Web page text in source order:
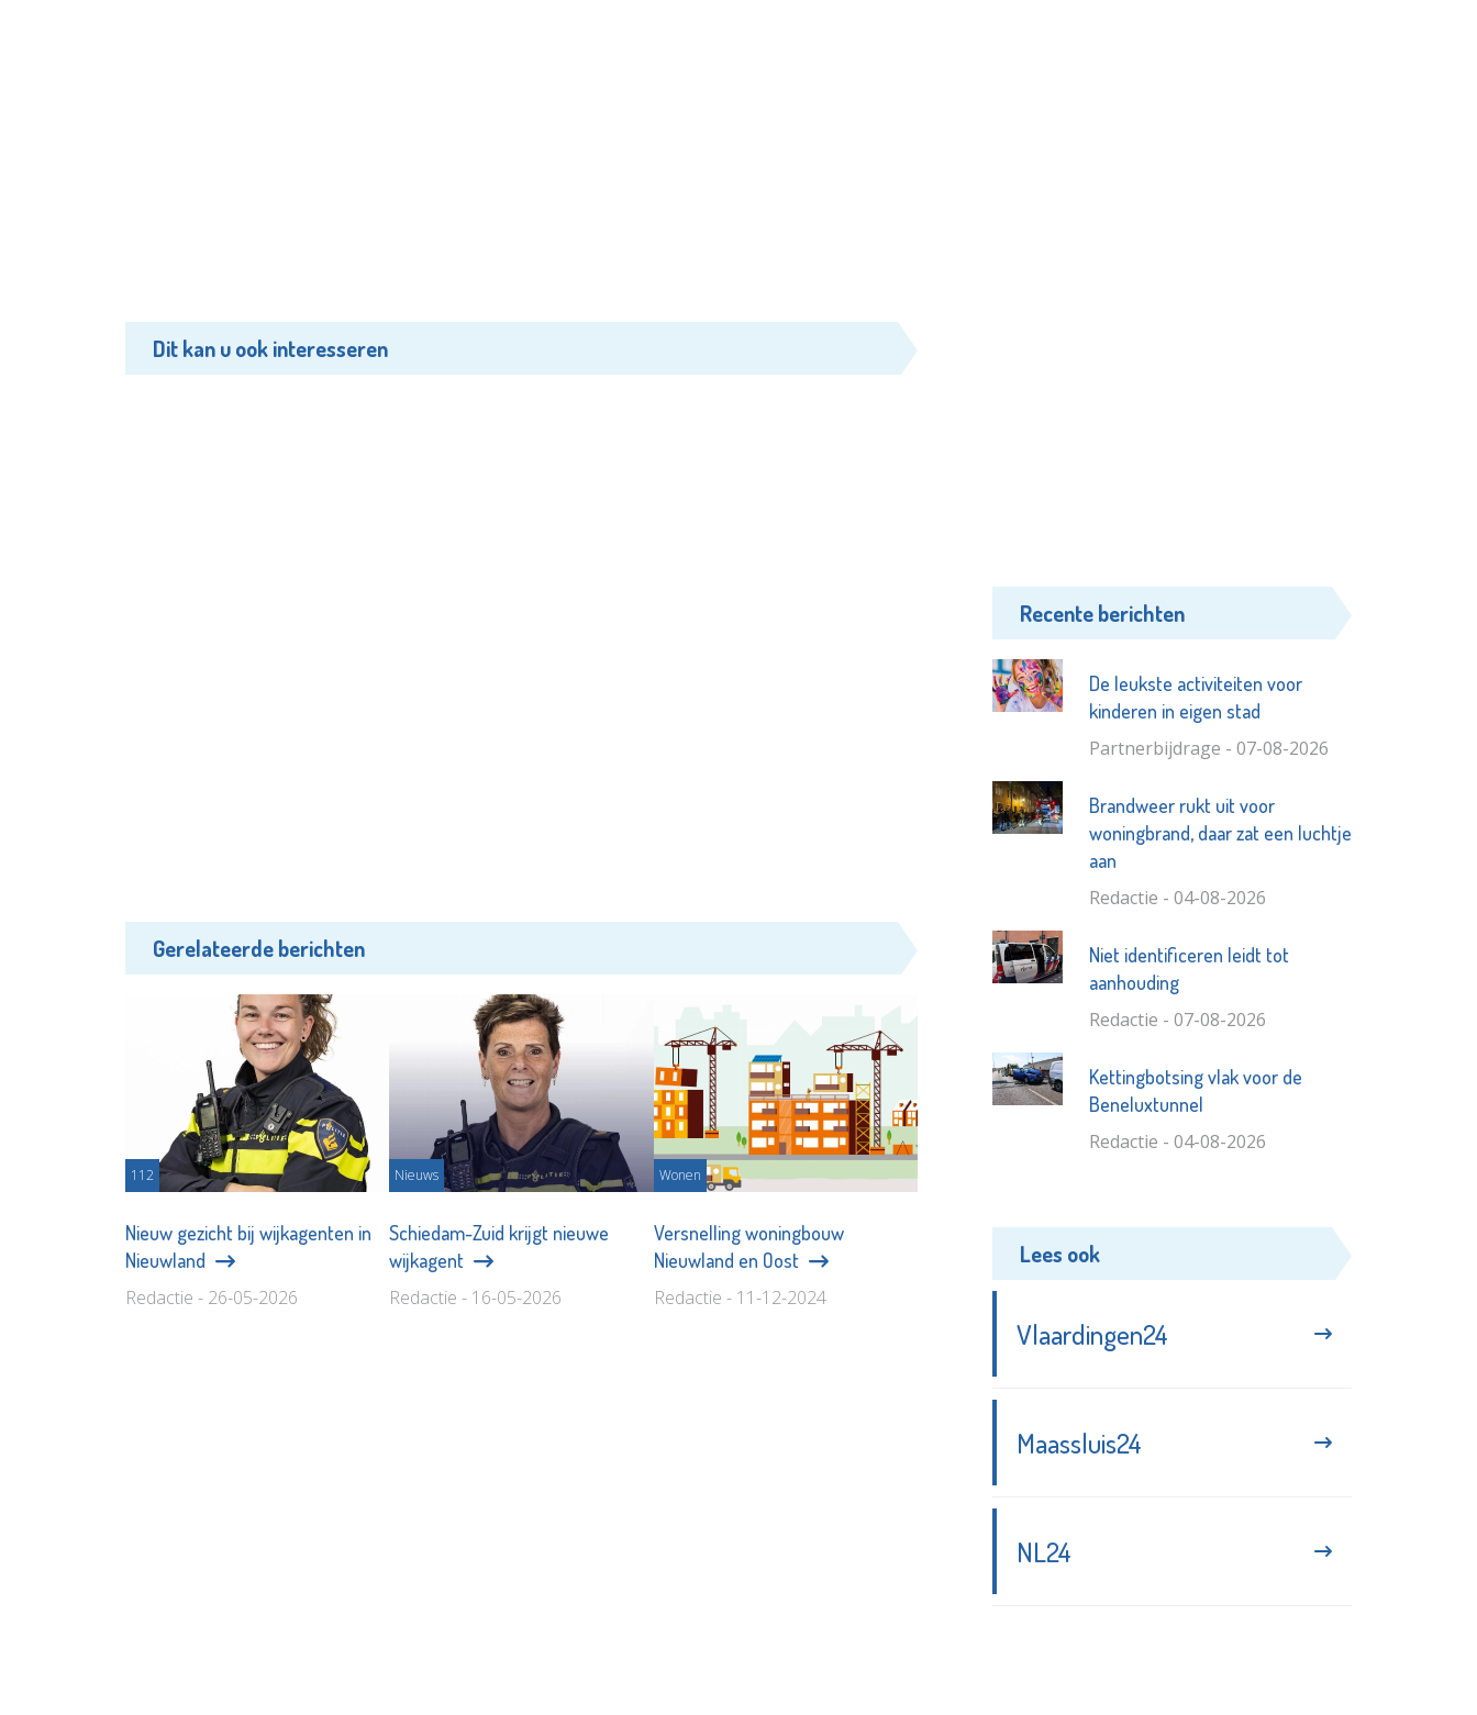
Dit kan u ook interesseren
Gerelateerde berichten
112
Nieuw gezicht bij wijkagenten in
Nieuwland
Redactie - 26-05-2026
Nieuws
Schiedam-Zuid krijgt nieuwe
wijkagent
Redactie - 16-05-2026
Wonen
Versnelling woningbouw
Nieuwland en Oost
Redactie - 11-12-2024
Recente berichten
De leukste activiteiten voor
kinderen in eigen stad
Partnerbijdrage - 07-08-2026
Brandweer rukt uit voor
woningbrand, daar zat een luchtje
aan
Redactie - 04-08-2026
Niet identificeren leidt tot
aanhouding
Redactie - 07-08-2026
Kettingbotsing vlak voor de
Beneluxtunnel
Redactie - 04-08-2026
Lees ook
Vlaardingen24
Maassluis24
NL24